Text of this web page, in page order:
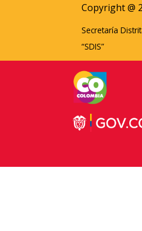
Copyright @
Secretaría
“SDIS”